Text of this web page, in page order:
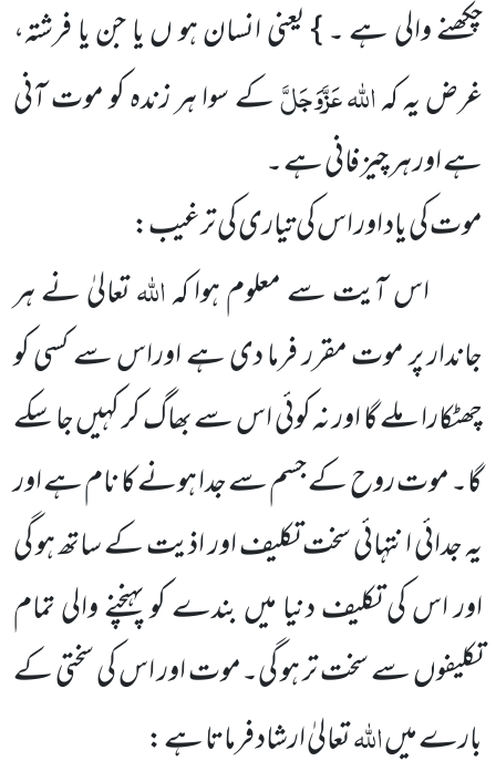
چکھنے والی ہے ۔ } یعنی انسان ہو ں یا جن یا فرشتہ،
غرض یہ کہاللہعَزَّوَجَلَّکے سوا ہر زندہ کو موت آنی
ہے اور ہر چیز فانی ہے ۔
موت کی یاد اور اس کی تیاری کی ترغیب:
اس آیت سے معلوم ہوا کہاللہتعالیٰ نے ہر
جاندار پر موت مقرر فرما دی ہے اوراس سے کسی کو
چھٹکارا ملے گا اور نہ کوئی اس سے بھاگ کر کہیں جا سکے
گا۔ موت روح کے جسم سے جدا ہونے کا نام ہے اور
یہ جدائی انتہائی سخت تکلیف اور اذیت کے ساتھ ہو گی
اور اس کی تکلیف دنیا میں بندے کو پہنچنے والی تمام
تکلیفوں سے سخت تر ہو گی۔موت اور اس کی سختی کے
بارے میںاللہتعالیٰ ارشاد فرماتا ہے :